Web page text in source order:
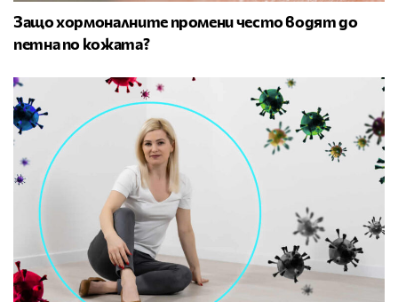
Защо хормоналните промени често водят до
петна по кожата?